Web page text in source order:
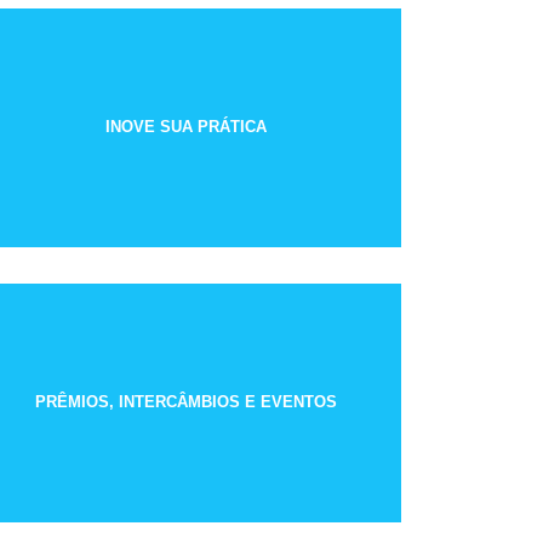
INOVE SUA PRÁTICA
PRÊMIOS, INTERCÂMBIOS E EVENTOS